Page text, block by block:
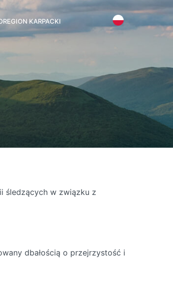
KARPACKI
śledzących w związku z
dbałością o przejrzystość i